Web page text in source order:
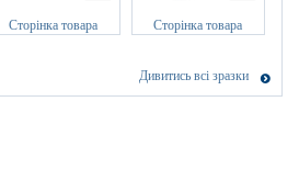
Сторінка товара Сторінка товара
Дивитись всі зразки